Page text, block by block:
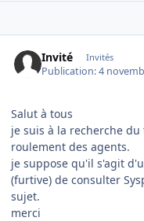
Invité Invités
Publication:4
Salut à tous
je suis à la recherche
roulement des agents.
je suppose qu'il s'agit
(furtive) de consulter
sujet.
merci